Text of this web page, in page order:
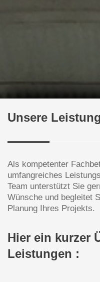
Unsere
Als kompetenter
umfangreiches
Team unterstützt Sie
Wünsche und begleitet
Planung Ihres Projekts.
Hier ein kurzer
Leistungen :